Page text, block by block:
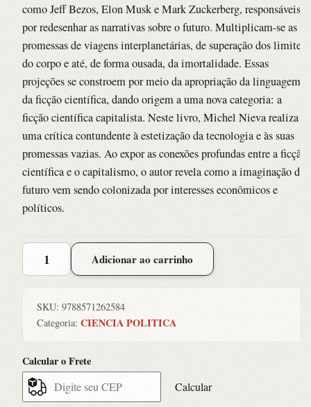
como Jeff Bezos, Elon Musk e Mark Zuckerberg, responsáveis
por redesenhar as narrativas sobre o futuro. Multiplicam-se as
promessas de viagens interplanetárias, de superação dos limites
do corpo e até, de forma ousada, da imortalidade. Essas
projeções se constroem por meio da apropriação da linguagem
da ficção científica, dando origem a uma nova categoria: a
ficção científica capitalista. Neste livro, Michel Nieva realiza
uma crítica contundente à estetização da tecnologia e às suas
promessas vazias. Ao expor as conexões profundas entre a ficção
científica e o capitalismo, o autor revela como a imaginação do
futuro vem sendo colonizada por interesses econômicos e
políticos.
Ficcao
Cientifica
Adicionar ao carrinho
SKU: 9788571262584
Categoria: CIENCIA POLITICA
Calcular o Frete
Calcular